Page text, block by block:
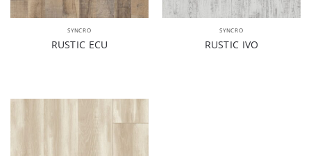
SYNCRO
RUSTIC ECU
SYNCRO
RUSTIC IVO